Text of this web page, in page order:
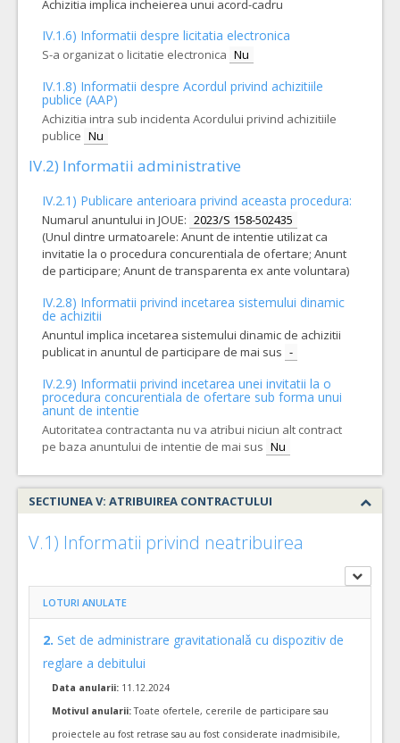
4.043,00 - 194.073,60 Leu
1. Linie extensie Volumat Agilia (LOT-0001)
COD CPV: 33194120-3 Articole pentru perfuzii (Rev.2)
VALOAREA ESTIMATA FARA
TVA:
6.325,00 - 303.600,00 Leu
ATRIBUIT
Cant min si max este specificata in caietul de sarcini, al prezentei documentatii.
COD CPV: 33140000-3 Consumabile medicale (Rev.2)
VALOAREA ESTIMATA FARA
TVA:
1.821,05 - 87.410,40 Leu
ATRIBUIT
Achizitia implica incheierea unui acord-cadru
IV.1.6) Informatii despre licitatia electronica
S-a organizat o licitatie electronica Nu
IV.1.8) Informatii despre Acordul privind achizitiile
publice (AAP)
Achizitia intra sub incidenta Acordului privind achizitiile
publice Nu
IV.2) Informatii administrative
IV.2.1) Publicare anterioara privind aceasta procedura:
Numarul anuntului in JOUE: 2023/S 158-502435
(Unul dintre urmatoarele: Anunt de intentie utilizat ca
invitatie la o procedura concurentiala de ofertare; Anunt
de participare; Anunt de transparenta ex ante voluntara)
IV.2.8) Informatii privind incetarea sistemului dinamic
de achizitii
Anuntul implica incetarea sistemului dinamic de achizitii
publicat in anuntul de participare de mai sus -
IV.2.9) Informatii privind incetarea unei invitatii la o
procedura concurentiala de ofertare sub forma unui
anunt de intentie
Autoritatea contractanta nu va atribui niciun alt contract
pe baza anuntului de intentie de mai sus Nu
SECTIUNEA V: ATRIBUIREA CONTRACTULUI
V.1) Informatii privind neatribuirea
LOTURI ANULATE
2. Set de administrare gravitationalǎ cu dispozitiv de
reglare a debitului
Data anularii: 11.12.2024
Motivul anularii:Toate ofertele, cererile de participare sau
proiectele au fost retrase sau au fost considerate inadmisibile,